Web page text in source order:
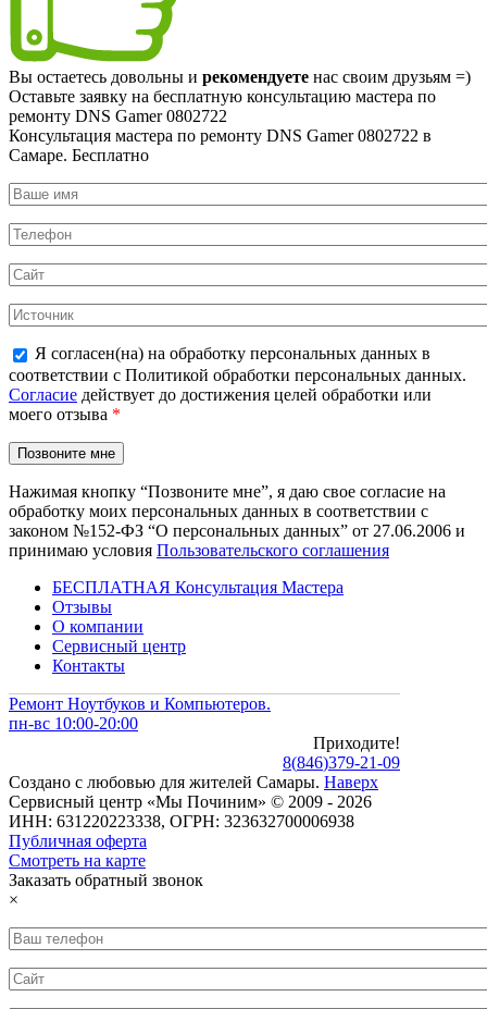
Вы остаетесь довольны и рекомендуете нас своим друзьям =)
Оставьте заявку на бесплатную консультацию мастера по
ремонту DNS Gamer 0802722
Консультация мастера по ремонту DNS Gamer 0802722 в
Самаре. Бесплатно
Я согласен(на) на обработку персональных данных в
соответствии с Политикой обработки персональных данных.
Согласие действует до достижения целей обработки или
моего отзыва *
Нажимая кнопку “Позвоните мне”, я даю свое согласие на
обработку моих персональных данных в соответствии с
законом №152-ФЗ “О персональных данных” от 27.06.2006 и
принимаю условия Пользовательского соглашения
БЕСПЛАТНАЯ Консультация Мастера
Отзывы
О компании
Сервисный центр
Контакты
Ремонт Ноутбуков и Компьютеров.
пн-вс 10:00-20:00
Приходите!
8(846)379-21-09
Создано с любовью для жителей Самары. Наверх
Сервисный центр «Мы Починим» © 2009 - 2026
ИНН: 631220223338, ОГРН: 323632700006938
Публичная оферта
Смотреть на карте
Заказать обратный звонок
×